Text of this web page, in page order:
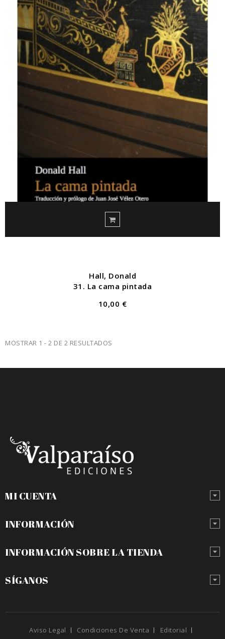
Hall, Donald
31. La cama pintada
10,00 €
MOSTRAR 1 - 2 DE 2 RESULTADOS
MI CUENTA
INFORMACIÓN
INFORMACIÓN SOBRE LA TIENDA
SÍGANOS
Aviso Legal Condiciones De Venta
Editorial